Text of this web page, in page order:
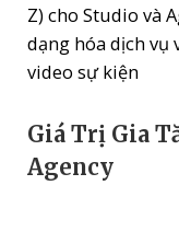
Z) cho Studio và
dạng hóa dịch
video sự kiện
Giá Trị Gia
Agency